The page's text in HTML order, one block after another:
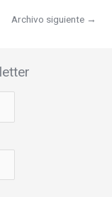
Archivo siguiente →